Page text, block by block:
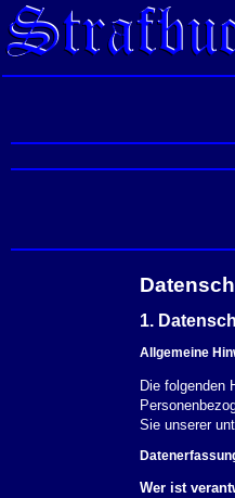
1.
Allgemeine
Die folgenden
Sie unserer
Wer ist